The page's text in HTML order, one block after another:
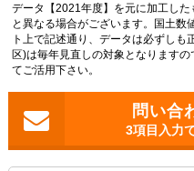
データ【2021年度】を元に加工し
と異なる場合がございます。国土数
ト上で記述通り、データは必ずし
区)は毎年見直しの対象となります
てご活用下さい。
3項目入力